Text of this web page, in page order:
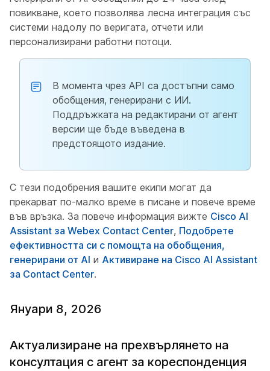
повикване, което позволява лесна интеграция със
системи надолу по веригата, отчети или
персонализирани работни потоци.
В момента чрез API са достъпни само
обобщения, генерирани с ИИ.
Поддръжката на редактирани от агент
версии ще бъде въведена в
предстоящото издание.
С тези подобрения вашите екипи могат да
прекарват по-малко време в писане и повече време
във връзка. За повече информация вижте Cisco AI
Assistant за Webex Contact Center, Подобрете
ефективността си с помощта на обобщения,
генерирани от AI и Активиране на Cisco AI Assistant
за Contact Center.
Януари 8, 2026
Актуализиране на прехвърлянето на
консултация с агент за кореспонденция